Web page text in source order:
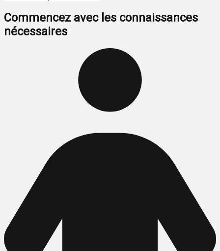
Commencez avec les connaissances
nécessaires